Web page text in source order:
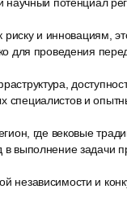
к риску и
для проведения
специалистов и
где вековые
выполнение задачи
независимости и